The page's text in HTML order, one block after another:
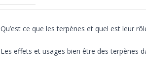
Qu’est ce que les terpènes et quel est leur
Les effets et usages bien être des terpènes